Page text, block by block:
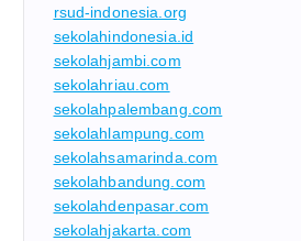
rsud-indonesia.org
sekolahindonesia.id
sekolahjambi.com
sekolahriau.com
sekolahpalembang.com
sekolahlampung.com
sekolahsamarinda.com
sekolahbandung.com
sekolahdenpasar.com
sekolahjakarta.com